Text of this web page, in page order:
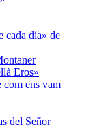
cada día» de
Eros»
com ens vam
del Señor